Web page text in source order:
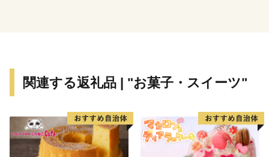
狩り園がある、園地数「日本一」さくらんぼの里です。
昭和39年に日本で一番最初に開催されて以来、毎年多く
の観光客で賑わう「さくらんぼ祭り」をはじめ、平成28
年には「全国さくらんぼの種吹きとばし大会」が世界記
関連する返礼品 | "お菓子・スイーツ"